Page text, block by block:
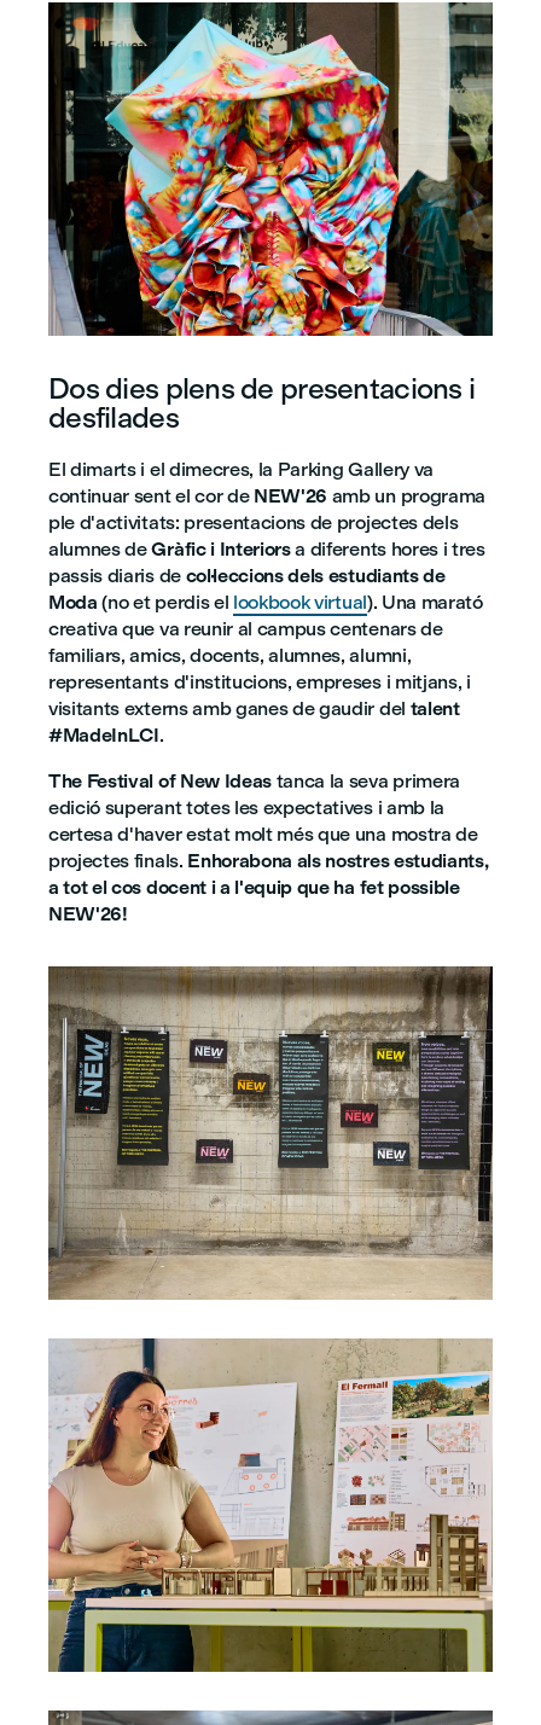
Dos dies plens de presentacions i
desfilades
El dimarts i el dimecres, la Parking Gallery va
continuar sent el cor de NEW'26 amb un programa
ple d'activitats: presentacions de projectes dels
alumnes deGràfic i Interiorsa diferents hores i tres
passis diaris de col·leccions dels estudiants de
Moda (no et perdis el lookbook virtual). Una marató
creativa que va reunir al campus centenars de
familiars, amics, docents, alumnes, alumni,
representants d'institucions, empreses i mitjans, i
visitants externs amb ganes de gaudir del talent
#MadeInLCI.
The Festival of New Ideas tanca la seva primera
edició superant totes les expectatives i amb la
certesa d'haver estat molt més que una mostra de
projectes finals. Enhorabona als nostres estudiants,
a tot el cos docent i a l'equip que ha fet possible
NEW'26!